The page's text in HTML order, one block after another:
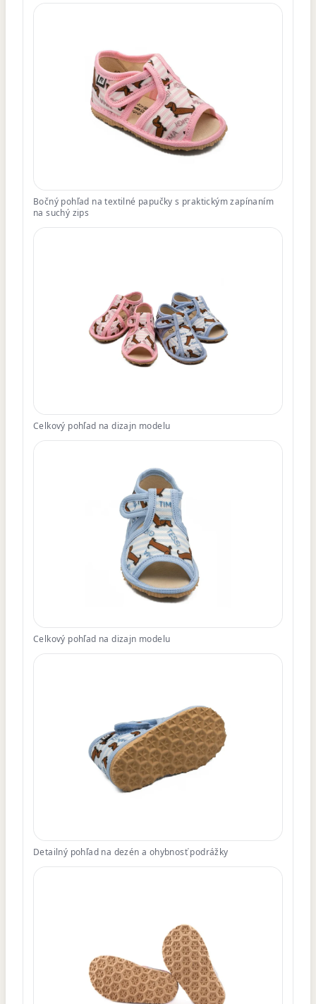
Bočný pohľad na textilné papučky s praktickým zapínaním
na suchý zips
Celkový pohľad na dizajn modelu
Celkový pohľad na dizajn modelu
Detailný pohľad na dezén a ohybnosť podrážky